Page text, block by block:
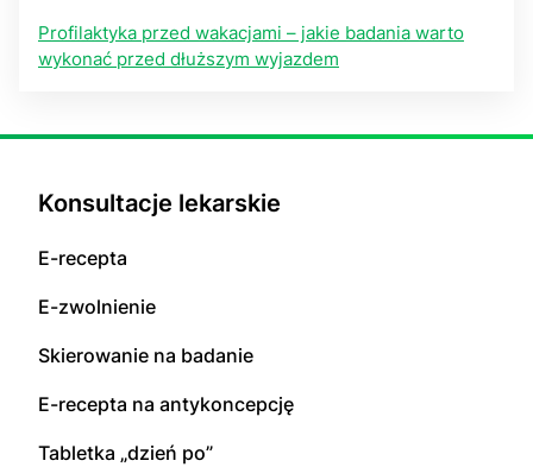
Profilaktyka przed wakacjami – jakie badania warto
wykonać przed dłuższym wyjazdem
Konsultacje lekarskie
E-recepta
E-zwolnienie
Skierowanie na badanie
E-recepta na antykoncepcję
Tabletka „dzień po”